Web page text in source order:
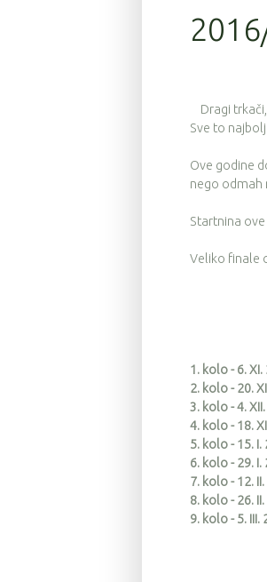
Dragi
Sve to
Ove godine
nego odmah
Startnina
Veliko finale
1. kolo - 6.
2. kolo - 20.
3. kolo - 4.
4. kolo - 18.
5. kolo - 15. I.
6. kolo - 29. I.
7. kolo - 12.
8. kolo - 26.
9. kolo - 5. III.